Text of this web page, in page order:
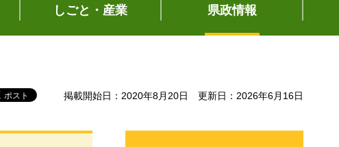
しごと・産業 県政情報
掲載開始日：2020年8月20日 更新日：2026年6月16日